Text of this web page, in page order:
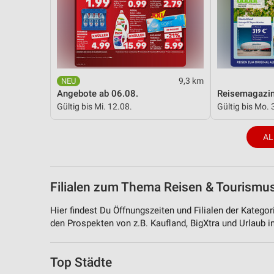
9,3 km
Angebote ab 06.08.
Gültig bis Mi. 12.08. Gültig bis Mo.
Filialen zum Thema Reisen &
Hier findest Du Öffnungszeiten und Filialen der
den Prospekten von z.B. Kaufland, BigXtra und Urlaub
Top Städte